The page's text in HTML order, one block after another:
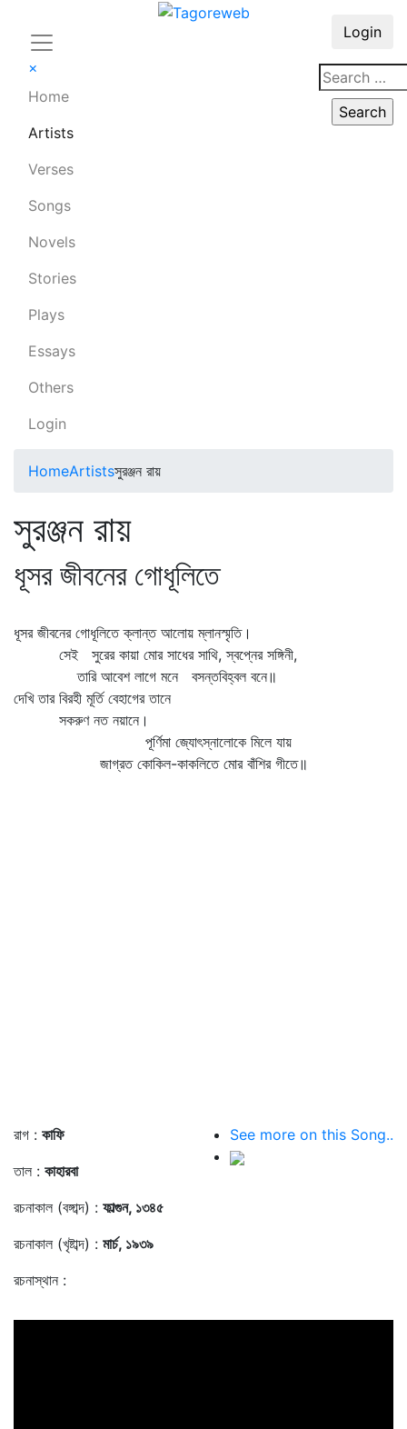
×
Home
Artists
Verses
Songs
Novels
Stories
Plays
Essays
Others
Login
Login
HomeArtistsসুরঞ্জন রায়
সুরঞ্জন রায়
ধূসর জীবনের গোধূলিতে
ধূসর জীবনের গোধূলিতে ক্লান্ত আলোয় ম্লানস্মৃতি।
সেই সুরের কায়া মোর সাধের সাথি, স্বপ্নের সঙ্গিনী,
তারি আবেশ লাগে মনে বসন্তবিহ্বল বনে॥
দেখি তার বিরহী মূর্তি বেহাগের তানে
সকরুণ নত নয়ানে।
পূর্ণিমা জ্যোৎস্নালোকে মিলে যায়
জাগ্রত কোকিল-কাকলিতে মোর বাঁশির গীতে॥
রাগ : কাফি
তাল : কাহারবা
রচনাকাল (বঙ্গাব্দ) : ফাল্গুন, ১৩৪৫
রচনাকাল (খৃষ্টাব্দ) : মার্চ, ১৯৩৯
রচনাস্থান :
See more on this Song..